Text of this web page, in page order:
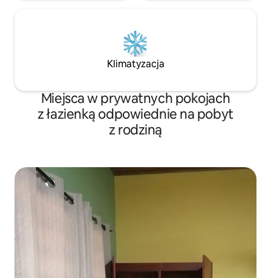
Klimatyzacja
Miejsca w prywatnych pokojach
z łazienką odpowiednie na pobyt
z rodziną